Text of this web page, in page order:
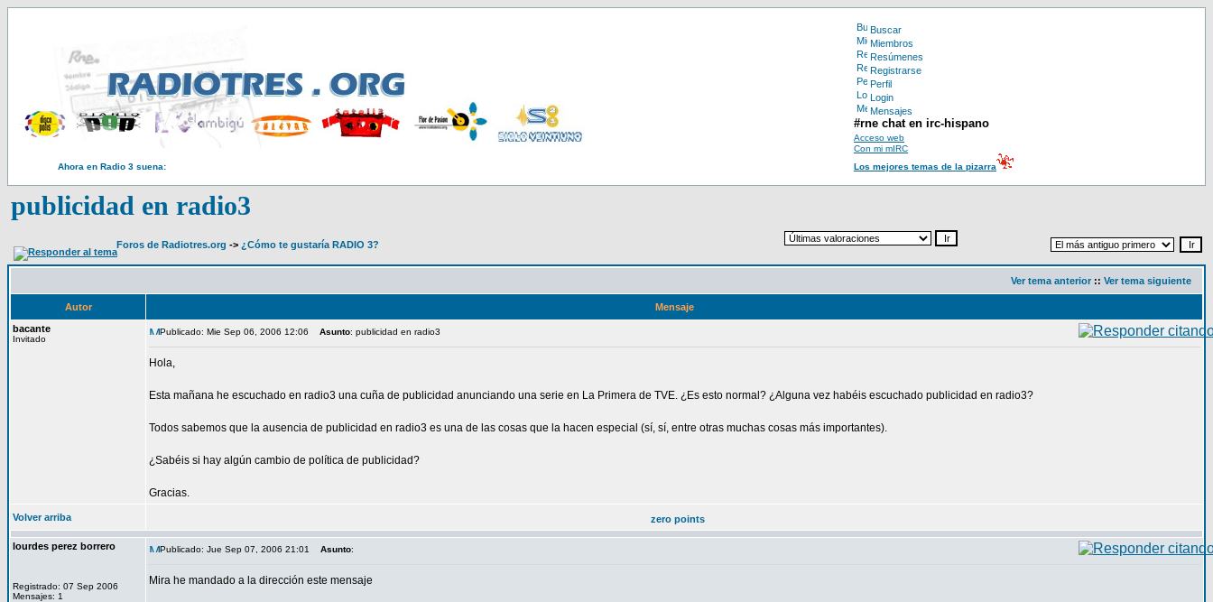
Buscar
Miembros
Resúmenes
Registrarse
Perfil
Login
Mensajes
#rne chat en irc-hispano
Acceso web
Con mi mIRC
Ahora en Radio 3 suena:
Los mejores temas de la pizarra
publicidad en radio3
Foros de Radiotres.org -> ¿Cómo te gustaría RADIO 3?
Ver tema anterior :: Ver tema siguiente
Autor
Mensaje
bacante
Invitado
Publicado: Mie Sep 06, 2006 12:06 Asunto: publicidad en radio3
Hola,
Esta mañana he escuchado en radio3 una cuña de publicidad anunciando una serie en La Primera de TVE. ¿Es esto normal? ¿Alguna vez habéis escuchado publicidad en radio3?
Todos sabemos que la ausencia de publicidad en radio3 es una de las cosas que la hacen especial (sí, sí, entre otras muchas cosas más importantes).
¿Sabéis si hay algún cambio de política de publicidad?
Gracias.
Volver arriba zero points
lourdes perez borrero
Registrado: 07 Sep 2006
Mensajes: 1
Publicado: Jue Sep 07, 2006 21:01 Asunto:
Mira he mandado a la dirección este mensaje